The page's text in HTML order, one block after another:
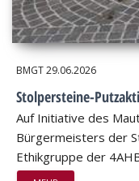
BMGT29.06.2026
Stolpersteine-
Auf Initiative des
Bürgermeisters der
Ethikgruppe der